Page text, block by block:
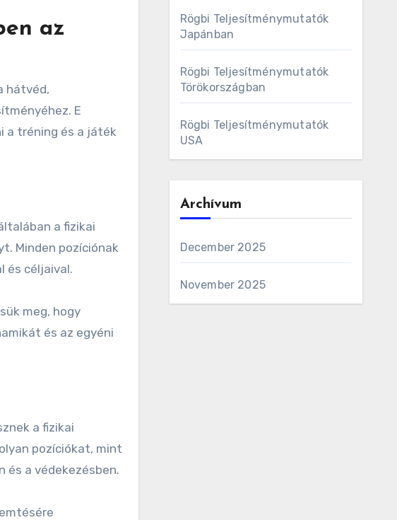
az
hátvéd,
E
a tréning és a játék
a fizikai
Minden pozíciónak
és céljaival.
meg, hogy
és az egyéni
a fizikai
pozíciókat, mint
és a védekezésben.
Rögbi Teljesítménymutatók
Japánban
Rögbi Teljesítménymutatók
Törökországban
Rögbi Teljesítménymutatók
USA
Archívum
December 2025
November 2025